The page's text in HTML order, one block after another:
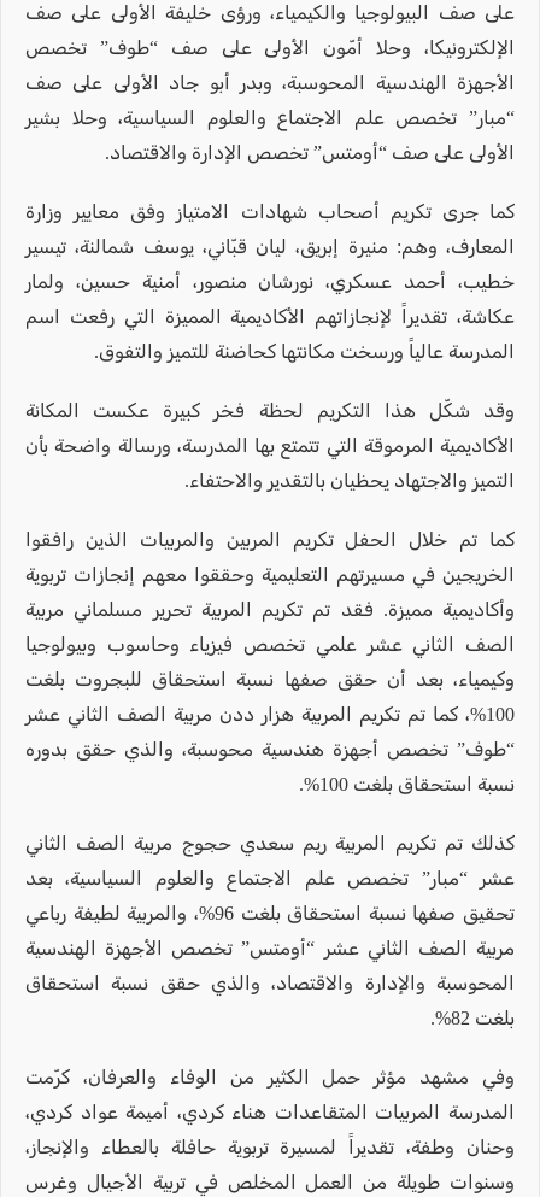
على صف البيولوجيا والكيمياء، ورؤى خليفة الأولى على صف
الإلكترونيكا، وحلا أمّون الأولى على صف “طوف” تخصص
الأجهزة الهندسية المحوسبة، وبدر أبو جاد الأولى على صف
“مبار” تخصص علم الاجتماع والعلوم السياسية، وحلا بشير
الأولى على صف “أومتس” تخصص الإدارة والاقتصاد.
كما جرى تكريم أصحاب شهادات الامتياز وفق معايير وزارة
المعارف، وهم: منيرة إبريق، ليان قبّاني، يوسف شمالنة، تيسير
خطيب، أحمد عسكري، نورشان منصور، أمنية حسين، ولمار
عكاشة، تقديراً لإنجازاتهم الأكاديمية المميزة التي رفعت اسم
المدرسة عالياً ورسخت مكانتها كحاضنة للتميز والتفوق.
وقد شكّل هذا التكريم لحظة فخر كبيرة عكست المكانة
الأكاديمية المرموقة التي تتمتع بها المدرسة، ورسالة واضحة بأن
التميز والاجتهاد يحظيان بالتقدير والاحتفاء.
كما تم خلال الحفل تكريم المربين والمربيات الذين رافقوا
الخريجين في مسيرتهم التعليمية وحققوا معهم إنجازات تربوية
وأكاديمية مميزة. فقد تم تكريم المربية تحرير مسلماني مربية
الصف الثاني عشر علمي تخصص فيزياء وحاسوب وبيولوجيا
وكيمياء، بعد أن حقق صفها نسبة استحقاق للبجروت بلغت
100%، كما تم تكريم المربية هزار ددن مربية الصف الثاني عشر
“طوف” تخصص أجهزة هندسية محوسبة، والذي حقق بدوره
نسبة استحقاق بلغت 100%.
كذلك تم تكريم المربية ريم سعدي حجوج مربية الصف الثاني
عشر “مبار” تخصص علم الاجتماع والعلوم السياسية، بعد
تحقيق صفها نسبة استحقاق بلغت 96%، والمربية لطيفة رباعي
مربية الصف الثاني عشر “أومتس” تخصص الأجهزة الهندسية
المحوسبة والإدارة والاقتصاد، والذي حقق نسبة استحقاق
بلغت 82%.
وفي مشهد مؤثر حمل الكثير من الوفاء والعرفان، كرّمت
المدرسة المربيات المتقاعدات هناء كردي، أميمة عواد كردي،
وحنان وطفة، تقديراً لمسيرة تربوية حافلة بالعطاء والإنجاز،
وسنوات طويلة من العمل المخلص في تربية الأجيال وغرس